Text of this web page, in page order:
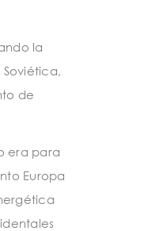
la
de
era para
Europa